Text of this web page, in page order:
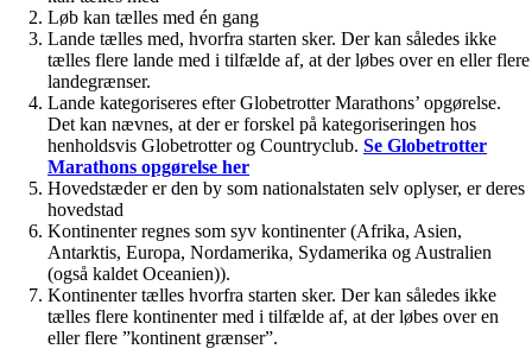
Løb kan tælles med én gang
Lande tælles med, hvorfra starten sker. Der kan således ikke
tælles flere lande med i tilfælde af, at der løbes over en eller flere
landegrænser.
Lande kategoriseres efter Globetrotter Marathons’ opgørelse.
Det kan nævnes, at der er forskel på kategoriseringen hos
henholdsvis Globetrotter og Countryclub. Se Globetrotter
Marathons opgørelse her
Hovedstæder er den by som nationalstaten selv oplyser, er deres
hovedstad
Kontinenter regnes som syv kontinenter (Afrika, Asien,
Antarktis, Europa, Nordamerika, Sydamerika og Australien
(også kaldet Oceanien)).
Kontinenter tælles hvorfra starten sker. Der kan således ikke
tælles flere kontinenter med i tilfælde af, at der løbes over en
eller flere ”kontinent grænser”.